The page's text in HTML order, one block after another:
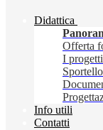
Didattica
Offerta
I
Info utili
Contatti